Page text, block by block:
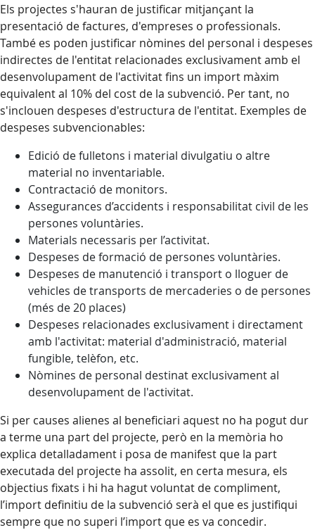
Els projectes s'hauran de justificar mitjançant la
presentació de factures, d'empreses o professionals.
També es poden justificar nòmines del personal i despeses
indirectes de l'entitat relacionades exclusivament amb el
desenvolupament de l'activitat fins un import màxim
equivalent al 10% del cost de la subvenció. Per tant, no
s'inclouen despeses d'estructura de l'entitat. Exemples de
despeses subvencionables:
Edició de fulletons i material divulgatiu o altre
material no inventariable.
Contractació de monitors.
Assegurances d’accidents i responsabilitat civil de les
persones voluntàries.
Materials necessaris per l’activitat.
Despeses de formació de persones voluntàries.
Despeses de manutenció i transport o lloguer de
vehicles de transports de mercaderies o de persones
(més de 20 places)
Despeses relacionades exclusivament i directament
amb l'activitat: material d'administració, material
fungible, telèfon, etc.
Nòmines de personal destinat exclusivament al
desenvolupament de l'activitat.
Si per causes alienes al beneficiari aquest no ha pogut dur
a terme una part del projecte, però en la memòria ho
explica detalladament i posa de manifest que la part
executada del projecte ha assolit, en certa mesura, els
objectius fixats i hi ha hagut voluntat de compliment,
l’import definitiu de la subvenció serà el que es justifiqui
sempre que no superi l’import que es va concedir.